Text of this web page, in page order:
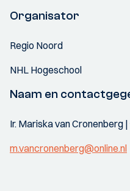
Organisator
Regio Noord
NHL Hogeschool
Naam en
Ir. Mariska van Cronenberg
m.vancronenberg@online.nl